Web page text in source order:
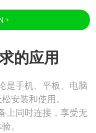
的应用
是手机、平板、电脑
安装和使用。
上同时连接，享受无
。